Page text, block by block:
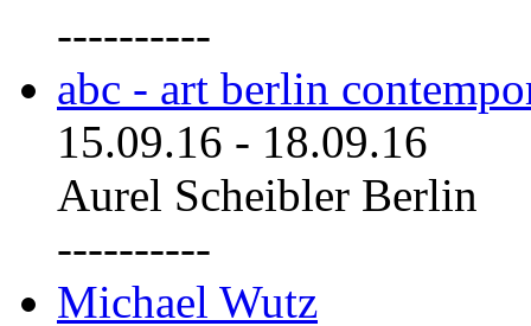
----------
abc - art berlin
15.09.16 - 18.09.16
Aurel Scheibler Berlin
----------
Michael Wutz